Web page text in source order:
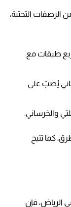
الرصفات التحتية،
طبقات مع
يُصبّ على
والخرساني.
كما تتيح
الرياض، فإن